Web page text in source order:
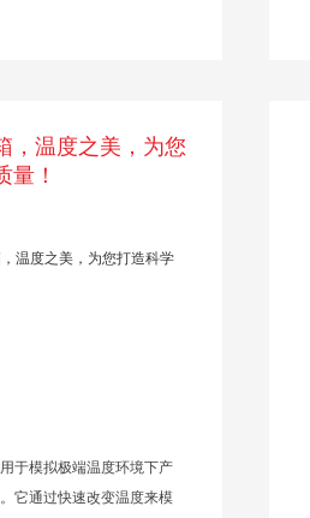
，温度之美，为您
量！
于模拟极端温度环境下产
它通过快速改变温度来模